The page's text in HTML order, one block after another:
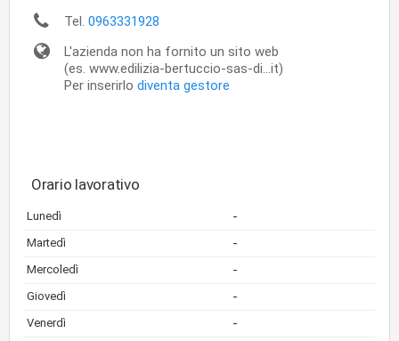
Tel. 0963331928
L'azienda non ha fornito un sito web
(es. www.edilizia-bertuccio-sas-di...it)
Per inserirlo diventa gestore
Orario lavorativo
Lunedì -
Martedì -
Mercoledì -
Giovedì -
Venerdì -